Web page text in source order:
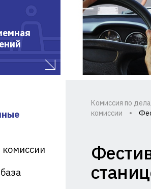
комиссии
по
делам
Комиссия по
комиссии